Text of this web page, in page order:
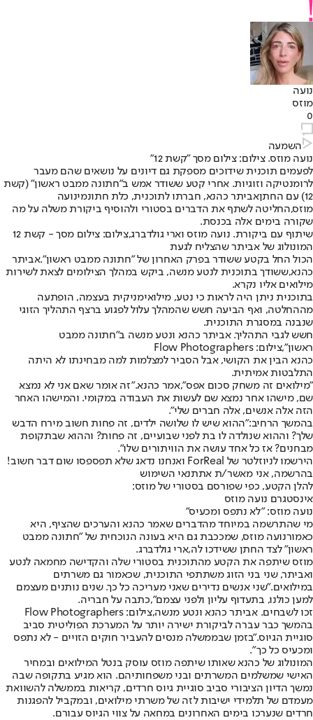
נועה
מוזס
0
השמעה
נועה מוזס. צילום: צילום מסך "קשת 12"
לפעמים תוכנית שידוכים מספקת גם דיונים על נושאים שהם מעבר
לרומנטיקה וזוגיות. אחרי קטע ששודר אמש ב"חתונה ממבט ראשון" (קשת
12) עם החתן
אביתר כהנא, חברתו לתוכנית, כלת חתונמינועה
מוזס,החליטה לשתף את הדברים בסטורי ולהוסיף ביקורת משלה על מה
שקורה בימים אלה בכנסת.
שיתוף עם ביקורת. נועה מוזס וארי גולדברג,צילום: צילום מסך - קשת 12
המונולוג של אביתר שהצליח לגעת
הכול החל בקטע ששודר בפרק האחרון של "חתונה ממבט ראשון".אביתר
כהנא,ששודך בתוכנית לנטע מנשה, ביקש במהלך הצילומים לצאת לשירות
מילואים אליו נקרא.
בתוכנית ניתן היה לראות כי נטע, מילואימניקית בעצמה, הופתעה
מההחלטה, ואף הביעה חשש שהמהלך עלול לפגוע ברצף התהליך הזוגי
שנבנה במסגרת התוכנית.
חשש לגבי התהליך. אביתר כהנא ונטע מנשה ב"חתונה ממבט
ראשון",צילום: Flow Photographers
כהנא הבין את הקושי, אבל הסביר למצלמות למה מבחינתו לא היתה
התלבטות אמיתית.
"מילואים זה משחק סכום אפס",אמר כהנא."זה אומר שאם אני לא נמצא
שם, מישהו אחר נמצא שם לעשות את העבודה במקומי. והמישהו האחר
הזה אלה אנשים, אלה חברים שלי".
בהמשך הרחיב:"ההוא שיש לו שלושה ילדים, זה פחות חשוב מירח הדבש
שלך? וההוא שנולדה לו בת לפני שבועיים, זה פחות? וההוא שבתקופת
מבחנים? אז כל אחד עושה את הוויתורים שלו".
הירשמו לניוזלטר של ForReal ואנחנו נדאג שלא תפספסו שום דבר חשוב!
בהרשמה, אני מאשר/ת אתתנאי השימוש
להלן הקטע, כפי שפורסם בסטורי של מוזס:
אינסטגרם נועה מוזס
נועה מוזס: "לא נתפס ומכעיס"
מי שהתרשמה במיוחד מהדברים שאמר כהנא והערכים שהציף, היא
כאמורנועה מוזס, שמככבת גם היא בעונה הנוכחית של "חתונה ממבט
ראשון" לצד החתן ששידכו לה,ארי גולדברג.
מוזס שיתפה את הקטע מהתוכנית בסטורי שלה והקדישה מחמאה לנטע
ואביתר, שני בני הזוג משתתפי התוכנית, שכאמור גם משרתים
במילואים."שני אנשים נדירים שאני מעריכה כל כך. שנים נותנים מעצמם
למען כולנו, בתעדוף עליון ולפני עצמם",כתבה על חבריה.
זכו לשבחים. אביתר כהנא ונטע מנשה,צילום: Flow Photographers
בהמשך כבר עברה לביקורת ישירה יותר על המערכת הפוליטית סביב
סוגיית הגיוס."בזמן שבממשלה מנסים להעביר חוקים הזויים - לא נתפס
ומכעיס כל כך".
המונולוג של כהנא שאותו שיתפה מוזס עוסק בנטל המילואים ובמחיר
האישי שמשלמים המשרתים ובני משפחותיהם. הוא מגיע בתקופה שבה
נמשך הדיון הציבורי סביב סוגיית גיוס חרדים, קריאות בממשלה להשוואת
מעמדם של תלמידי ישיבות לזה של משרתי מילואים, ובמקביל להפגנות
חרדים שנערכו בימים האחרונים במחאה על צווי הגיוס עבורם.